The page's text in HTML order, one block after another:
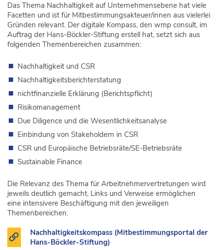
Das Thema Nachhaltigkeit auf Unternehmensebene hat viele
Facetten und ist für Mitbestimmungsakteuer/innen aus vielerlei
Gründen relevant. Der digitale Kompass, den wmp consult, im
Auftrag der Hans-Böckler-Stiftung erstell hat, setzt sich aus
folgenden Themenbereichen zusammen:
Nachhaltigkeit und CSR
Nachhaltigkeitsberichterstatung
nichtfinanzielle Erklärung (Berichtspflicht)
Risikomanagement
Due Diligence und die Wesentlichkeitsanalyse
Einbindung von Stakeholdern in CSR
CSR und Europäische Betriebsräte/SE-Betriebsräte
Sustainable Finance
Die Relevanz des Thema für Arbeitnehmervertretungen wird
jeweils deutlich gemacht, Links und Verweise ermöglichen
eine intensivere Beschäftigung mit den jeweiligen
Themenbereichen.
Nachhaltigkeitskompass (Mitbestimmungsportal der
Hans-Böckler-Stiftung)